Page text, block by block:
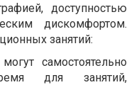
доступностью
дискомфортом.
занятий:
самостоятельно
для занятий,